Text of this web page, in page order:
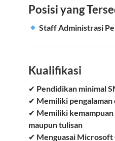
Posisi yang
Staff Administrasi
Kualifikasi
✔ Pendidikan minimal
✔ Memiliki
✔ Memiliki kemampuan
maupun tulisan
✔ Menguasai